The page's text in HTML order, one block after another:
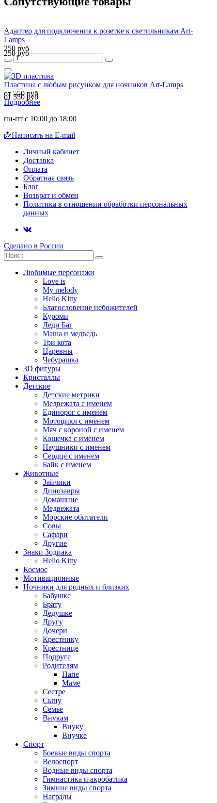
Адаптер для подключения к розетке к светильникам Art-
Lamps
250 руб
250 руб
Пластина с любым рисунком для ночников Art-Lamps
от 550 руб
от 550 руб
Подробнее
пн-пт с 10:00 до 18:00
📩Написать на E-mail
Личный кабинет
Доставка
Оплата
Обратная связь
Блог
Возврат и обмен
Политика в отношении обработки персональных
данных
Сделано в России
Любимые персонажи
Love is
My melody
Hello Kitty
Благословение небожителей
Куроми
Леди Баг
Маша и медведь
Три кота
Царевны
Чебурашка
3D фигуры
Кристаллы
Детские
Детские метрики
Медвежата с именем
Единорог с именем
Мотоцикл с именем
Мяч с короной с именем
Кошечка с именем
Наушники с именем
Сердце с именем
Байк с именем
Животные
Зайчики
Динозавры
Домашние
Медвежата
Морские обитатели
Совы
Сафари
Другие
Знаки Зодиака
Hello Kitty
Космос
Мотивационные
Ночники для родных и близких
Бабушке
Брату
Дедушке
Другу
Дочери
Крестнику
Крестнице
Подруге
Родителям
Папе
Маме
Сестре
Сыну
Семье
Внукам
Внуку
Внучке
Спорт
Боевые виды спорта
Велоспорт
Водные виды спорта
Гимнастика и акробатика
Зимние виды спорта
Награды